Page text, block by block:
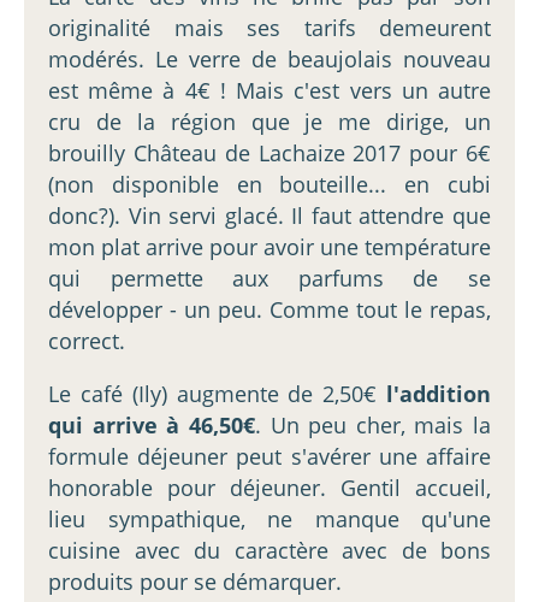
originalité mais ses tarifs demeurent
modérés. Le verre de beaujolais nouveau
est même à 4€ ! Mais c'est vers un autre
cru de la région que je me dirige, un
brouilly Château de Lachaize 2017 pour 6€
(non disponible en bouteille... en cubi
donc?). Vin servi glacé. Il faut attendre que
mon plat arrive pour avoir une température
qui permette aux parfums de se
développer - un peu. Comme tout le repas,
correct.
Le café (Ily) augmente de 2,50€ l'addition
qui arrive à 46,50€. Un peu cher, mais la
formule déjeuner peut s'avérer une affaire
honorable pour déjeuner. Gentil accueil,
lieu sympathique, ne manque qu'une
cuisine avec du caractère avec de bons
produits pour se démarquer.